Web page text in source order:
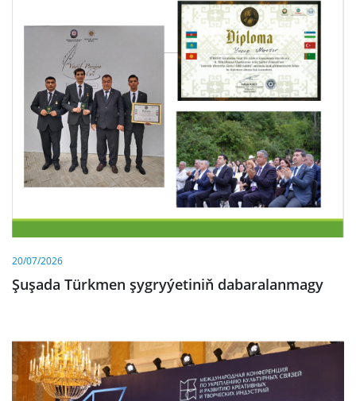
20/07/2026
Şuşada Türkmen şygryýetiniň dabaralanmagy